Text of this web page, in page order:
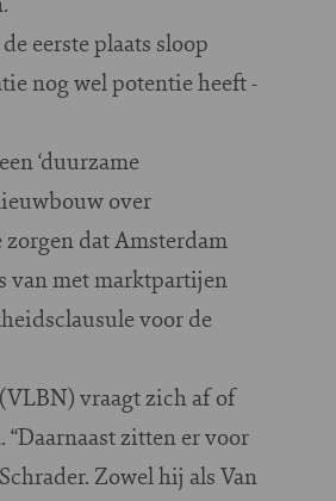
eerste plaats sloop
nog wel potentie heeft -
‘duurzame
over
dat Amsterdam
van met marktpartijen
voor de
vraagt zich af of
zitten er voor
Zowel hij als Van